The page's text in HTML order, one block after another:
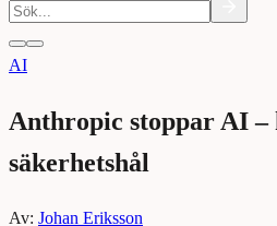
AI
Anthropic stoppar AI –
säkerhetshål
Av: Johan Eriksson